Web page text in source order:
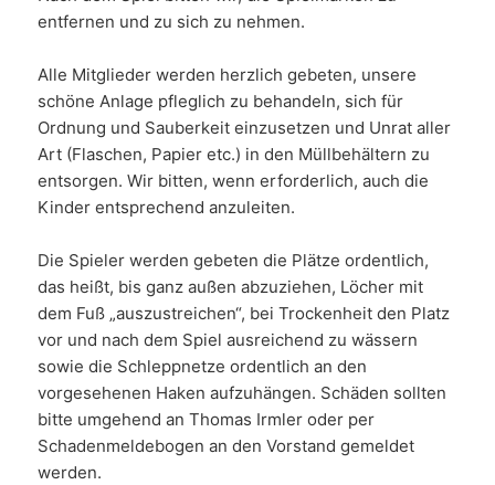
entfernen und zu sich zu nehmen.
Alle Mitglieder werden herzlich gebeten, unsere
schöne Anlage pfleglich zu behandeln, sich für
Ordnung und Sauberkeit einzusetzen und Unrat aller
Art (Flaschen, Papier etc.) in den Müllbehältern zu
entsorgen. Wir bitten, wenn erforderlich, auch die
Kinder entsprechend anzuleiten.
Die Spieler werden gebeten die Plätze ordentlich,
das heißt, bis ganz außen abzuziehen, Löcher mit
dem Fuß „auszustreichen“, bei Trockenheit den Platz
vor und nach dem Spiel ausreichend zu wässern
sowie die Schleppnetze ordentlich an den
vorgesehenen Haken aufzuhängen. Schäden sollten
bitte umgehend an Thomas Irmler oder per
Schadenmeldebogen an den Vorstand gemeldet
werden.